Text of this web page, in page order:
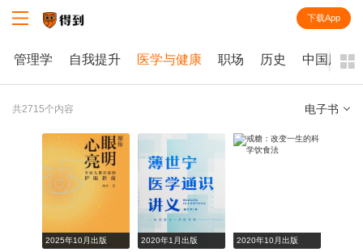
下载App
管理学 自我提升 医学与健康 职场 历史 中国历史
共2715个内容 电子书
电子书
2025年10月出版 2020年1月出版 2020年10月出版